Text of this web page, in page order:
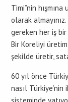
Timi”nin
olarak
gereken her iş bir
Bir Koreliyi
şekilde üretir,
60 yıl önce
nasıl Türkiye’nin